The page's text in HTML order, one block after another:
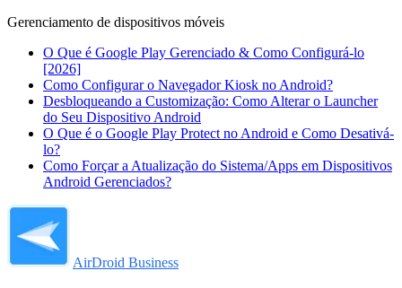
Gerenciamento de dispositivos móveis
O Que é Google Play Gerenciado & Como Configurá-lo
[2026]
Como Configurar o Navegador Kiosk no Android?
Desbloqueando a Customização: Como Alterar o Launcher
do Seu Dispositivo Android
O Que é o Google Play Protect no Android e Como Desativá-
lo?
Como Forçar a Atualização do Sistema/Apps em Dispositivos
Android Gerenciados?
AirDroid Business